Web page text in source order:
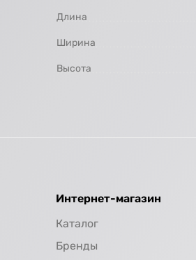
Длина
Ширина
Высота
Интернет-магазин
Каталог
Бренды